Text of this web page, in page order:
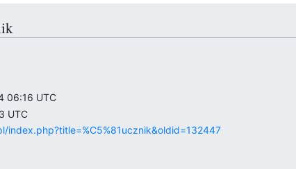
06:16 UTC
UTC
index.php?title=%C5%81ucznik&oldid=132447